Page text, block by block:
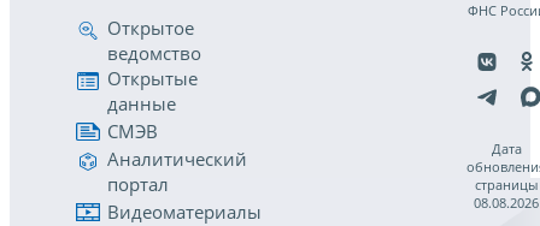
Открытое
ведомство
Открытые
данные
СМЭВ
Аналитический
портал
Видеоматериалы
ФНС
Дата
страницы
08.08.2026